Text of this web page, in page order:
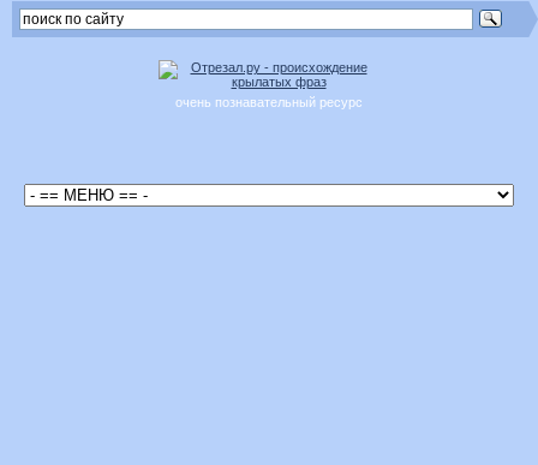
очень познавательный ресурс